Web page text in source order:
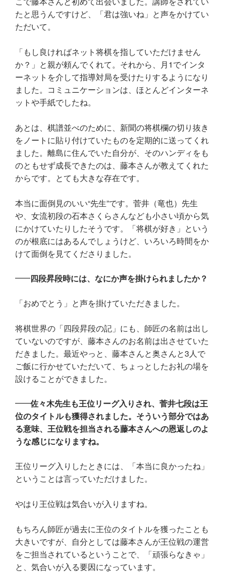
たと思うんですけど、「君は強いね」と声をかけてい
ただいて。
「もし良ければネット将棋を指していただけません
か？」と親が頼んでくれて。それから、月1でインタ
ーネットを介して指導対局を受けたりするようになり
ました。コミュニケーションは、ほとんどインターネ
ットや手紙でしたね。
あとは、棋譜並べのために、新聞の将棋欄の切り抜き
をノートに貼り付けていたものを定期的に送ってくれ
ました。離島に住んでいた自分が、そのハンディをも
のともせず成長できたのは、藤本さんが教えてくれた
からです。とても大きな存在です。
本当に面倒見のいい“先生”です。菅井（竜也）先生
や、女流初段の石本さくらさんなども小さい頃から気
にかけていたりしたそうです。「将棋が好き」という
のが根底にはあるんでしょうけど、いろいろ時間をか
けて面倒を見てくださりました。
四段昇段時には、なにか声を掛けられましたか？
「おめでとう」と声を掛けていただきました。
将棋世界の「四段昇段の記」にも、師匠の名前は出し
ていないのですが、藤本さんのお名前は出させていた
だきました。最近やっと、藤本さんと奥さんと3人で
ご飯に行かせていただいて、ちょっとしたお礼の場を
設けることができました。
佐々木先生も王位リーグ入りされ、菅井七段は王
位のタイトルも獲得されました。そういう部分ではあ
る意味、王位戦を担当される藤本さんへの恩返しのよ
うな感じになりますね。
王位リーグ入りしたときには、「本当に良かったね」
ということは言っていただけました。
やはり王位戦は気合いが入りますね。
もちろん師匠が過去に王位のタイトルを獲ったことも
大きいですが、自分としては藤本さんが王位戦の運営
をご担当されているということで、「頑張らなきゃ」
と、気合いが入る要因になっています。